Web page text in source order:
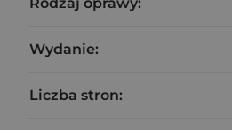
Wydanie:
Liczba stron: